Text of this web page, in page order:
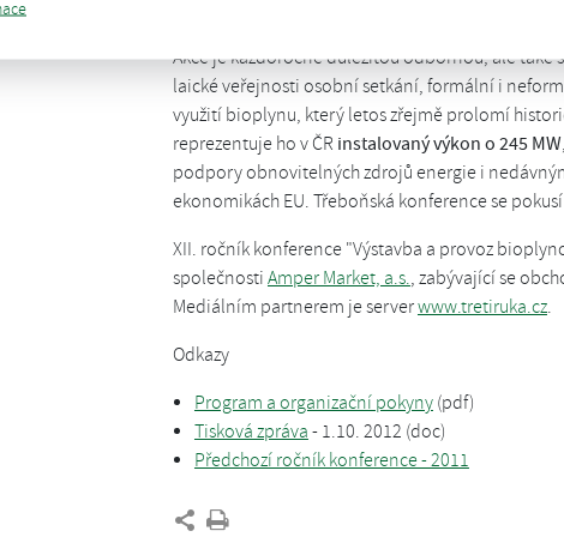
Akce je každoročně důležitou odbornou, ale
laické veřejnosti osobní setkání, formální i
využití bioplynu, který letos zřejmě prolomí
reprezentuje ho v ČR instalovaný výkon o 245 MW
podpory obnovitelných zdrojů energie i
ekonomikách EU. Třeboňská konference se
XII. ročník konference "Výstavba a provoz
společnosti Amper Market, a.s., zabývající se
Mediálním partnerem je serverwww.tretiruka.cz.
Odkazy
Program a organizační pokyny(pdf)
Tisková zpráva - 1.10. 2012 (doc)
Předchozí ročník konference - 2011